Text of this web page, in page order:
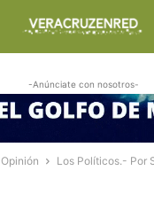
-Anúnciate con nosotros-
Opinión
Los Políticos.- Por